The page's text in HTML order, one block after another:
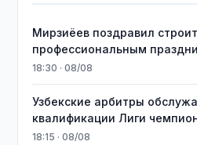
Мирзиёев поздравил
профессиональным
18:30 · 08/08
Узбекские арбитры
квалификации Лиги
18:15 · 08/08